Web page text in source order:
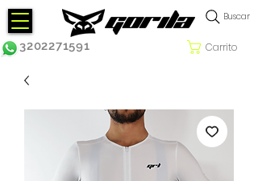
Carrito
3202271591
Buscar